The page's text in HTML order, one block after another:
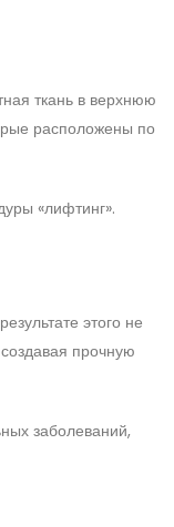
ткань в верхнюю
расположены по
«лифтинг».
этого не
прочную
заболеваний,